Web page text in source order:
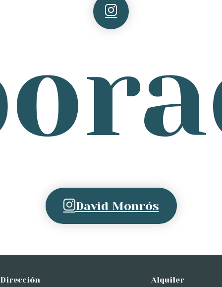
David Monrós
Dirección Alquiler